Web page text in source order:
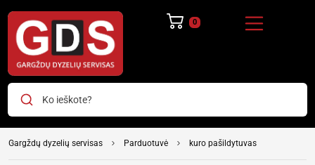
Ko ieškote?
Gargždų dyzelių servisas Parduotuvė kuro pašildytuvas